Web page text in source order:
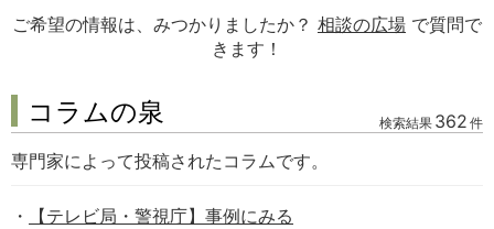
ご希望の情報は、みつかりましたか？ 相談の広場 で質問で
きます！
コラムの泉 検索結果 362 件
専門家によって投稿されたコラムです。
【テレビ局・警視庁】事例にみる